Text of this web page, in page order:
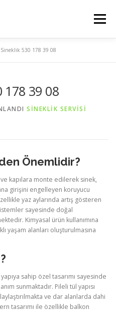
Menü
BÖLGELERIMIZ
Sineklik 530 178 39 08
178 39 08
SINEKLIK SERVISI
Önemlidir?
kapılara monte edilerek sinek,
girişini engelleyen koruyucu
yaz aylarında artış gösteren
sayesinde doğal
Kimyasal ürün kullanımına
yaşam alanları oluşturulmasına
sahip özel tasarımı sayesinde
sunmaktadır. Pileli tül yapısı
ve dar alanlarda dahi
tasarımı ile özellikle balkon